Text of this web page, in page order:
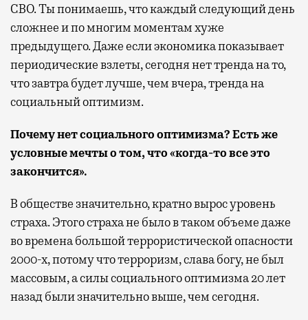
СВО. Ты понимаешь, что каждый следующий день
сложнее и по многим моментам хуже
предыдущего. Даже если экономика показывает
периодические взлеты, сегодня нет тренда на то,
что завтра будет лучше, чем вчера, тренда на
социальный оптимизм.
Почему нет социального оптимизма? Есть же
условные мечты о том, что «когда-то все это
закончится».
В обществе значительно, кратно вырос уровень
страха. Этого страха не было в таком объеме даже
во времена большой террористической опасности
2000-х, потому что терроризм, слава богу, не был
массовым, а силы социального оптимизма 20 лет
назад были значительно выше, чем сегодня.